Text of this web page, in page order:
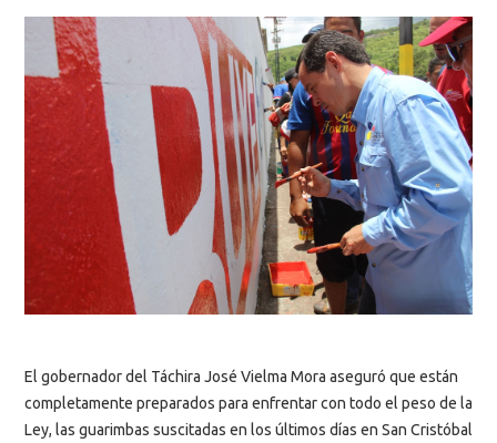
El gobernador del Táchira José Vielma Mora aseguró que están
completamente preparados para enfrentar con todo el peso de la
Ley, las guarimbas suscitadas en los últimos días en San Cristóbal